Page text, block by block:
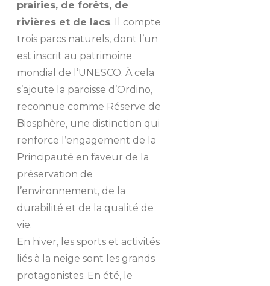
prairies, de forêts, de
rivières et de lacs. Il compte
trois parcs naturels, dont l’un
est inscrit au patrimoine
mondial de l’UNESCO. À cela
s’ajoute la paroisse d’Ordino,
reconnue comme Réserve de
Biosphère, une distinction qui
renforce l’engagement de la
Principauté en faveur de la
préservation de
l’environnement, de la
durabilité et de la qualité de
vie.
En hiver, les sports et activités
liés à la neige sont les grands
protagonistes. En été, le